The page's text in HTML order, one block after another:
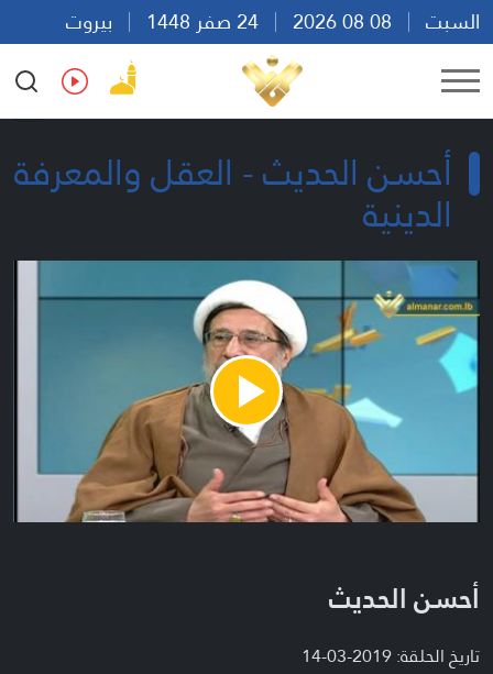
السبت
بيروت
18:12
Ar En Fr Es
أحسن الحديث - العقل والمعرفة
الدينية
Play
Video
أحسن الحديث
تاريخ الحلقة: 2019-03-14